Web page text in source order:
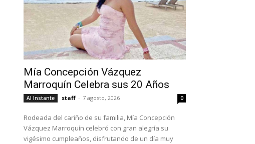
Mía Concepción Vázquez
Marroquín Celebra sus 20 Años
Al Instante staff - 7 agosto, 2026 0
Rodeada del cariño de su familia, Mía Concepción
Vázquez Marroquín celebró con gran alegría su
vigésimo cumpleaños, disfrutando de un día muy